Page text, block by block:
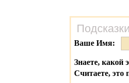
Ваше Имя:
Знаете, какой
Считаете, это